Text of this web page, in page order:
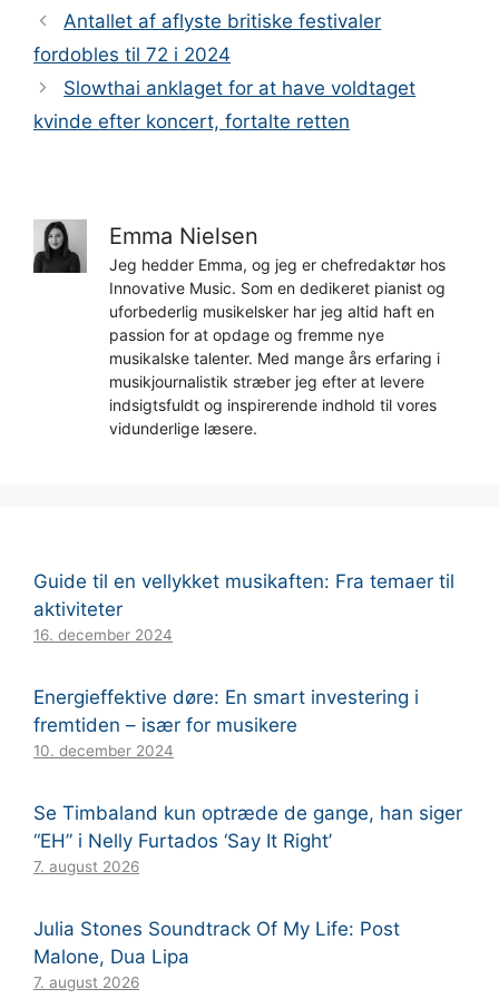
Antallet af aflyste britiske festivaler
fordobles til 72 i 2024
Slowthai anklaget for at have voldtaget
kvinde efter koncert, fortalte retten
Emma Nielsen
Jeg hedder Emma, og jeg er chefredaktør hos
Innovative Music. Som en dedikeret pianist og
uforbederlig musikelsker har jeg altid haft en
passion for at opdage og fremme nye
musikalske talenter. Med mange års erfaring i
musikjournalistik stræber jeg efter at levere
indsigtsfuldt og inspirerende indhold til vores
vidunderlige læsere.
Guide til en vellykket musikaften: Fra temaer til
aktiviteter
16. december 2024
Energieffektive døre: En smart investering i
fremtiden – især for musikere
10. december 2024
Se Timbaland kun optræde de gange, han siger
“EH” i Nelly Furtados ‘Say It Right’
7. august 2026
Julia Stones Soundtrack Of My Life: Post
Malone, Dua Lipa
7. august 2026